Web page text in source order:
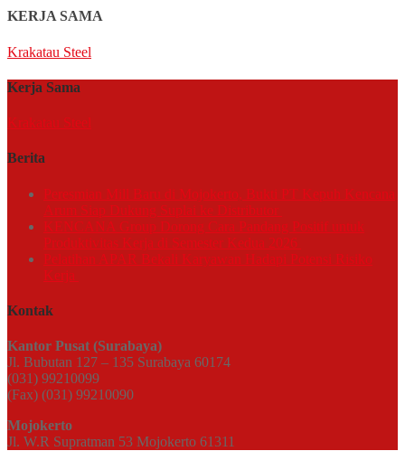
KERJA SAMA
Krakatau Steel
Kerja Sama
Krakatau Steel
Berita
Peresmian Mill Baru di Mojokerto, Bukti PT Kepuh Kencana
Arum Siap Dukung Suplai ke Distributor
KENCANA Group Dorong Cara Pandang Positif untuk
Produktivitas Kerja di Semester Kedua 2026
Pelatihan APAR Bekali Karyawan Hadapi Potensi Risiko
Kerja
Kontak
Kantor Pusat (Surabaya)
Jl. Bubutan 127 – 135 Surabaya 60174
(031) 99210099
(Fax) (031) 99210090
Mojokerto
Jl. W.R Supratman 53 Mojokerto 61311